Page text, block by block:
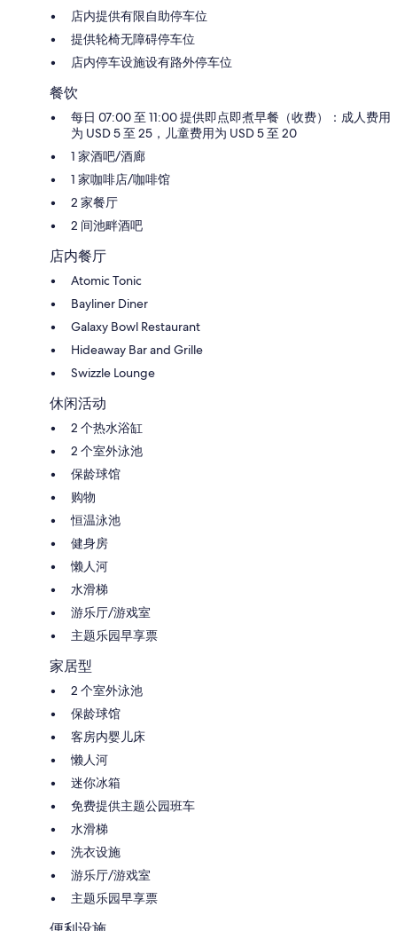
店内提供有限自助停车位
提供轮椅无障碍停车位
店内停车设施设有路外停车位
餐饮
每日 07:00 至 11:00 提供即点即煮早餐（收费）：成人费用
为 USD 5 至 25，儿童费用为 USD 5 至 20
1 家酒吧/酒廊
1 家咖啡店/咖啡馆
2 家餐厅
2 间池畔酒吧
店内餐厅
Atomic Tonic
Bayliner Diner
Galaxy Bowl Restaurant
Hideaway Bar and Grille
Swizzle Lounge
休闲活动
2 个热水浴缸
2 个室外泳池
保龄球馆
购物
恒温泳池
健身房
懒人河
水滑梯
游乐厅/游戏室
主题乐园早享票
家居型
2 个室外泳池
保龄球馆
客房内婴儿床
懒人河
迷你冰箱
免费提供主题公园班车
水滑梯
洗衣设施
游乐厅/游戏室
主题乐园早享票